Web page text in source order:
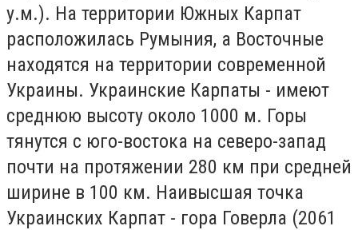
у.м.). На территории Южных Карпат
расположилась Румыния, а Восточные
находятся на территории современной
Украины. Украинские Карпаты - имеют
среднюю высоту около 1000 м. Горы
тянутся с юго-востока на северо-запад
почти на протяжении 280 км при средней
ширине в 100 км. Наивысшая точка
Украинских Карпат - гора Говерла (2061